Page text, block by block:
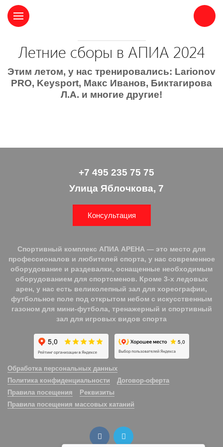
Летние сборы в АПИА 2024
Этим летом, у нас тренировались: Larionov
PRO, Keysport, Макс Иванов, Биктагирова
Л.А. и многие другие!
+7 495 235 75 75
Улица Яблочкова, 7
Консультация
Спортивный комплекс АПИА АРЕНА — это место для
профессионалов и любителей спорта, у нас современное
оборудование и раздевалки, оснащенные необходимым
оборудованием для спортсменов. Кроме 3-х ледовых
арен, у нас есть великолепный зал для хореографии,
футбольное поле под открытом небом с искусственным
газоном для мини-футбола, тренажерный и спортивный
зал для игровых видов спорта
Обработка персональных данных
Политика конфиденциальности
Договор-оферта
Правила посещения
Реквизиты
Правила посещения массовых катаний